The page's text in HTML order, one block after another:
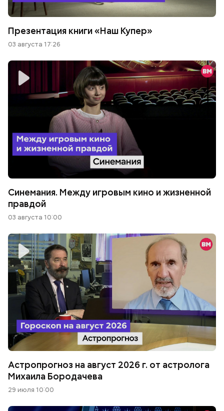
Презентация книги «Наш Купер»
03 августа 17:26
Синемания. Между игровым кино и жизненной
правдой
03 августа 10:00
Астропрогноз на август 2026 г. от астролога
Михаила Бородачева
29 июля 10:00